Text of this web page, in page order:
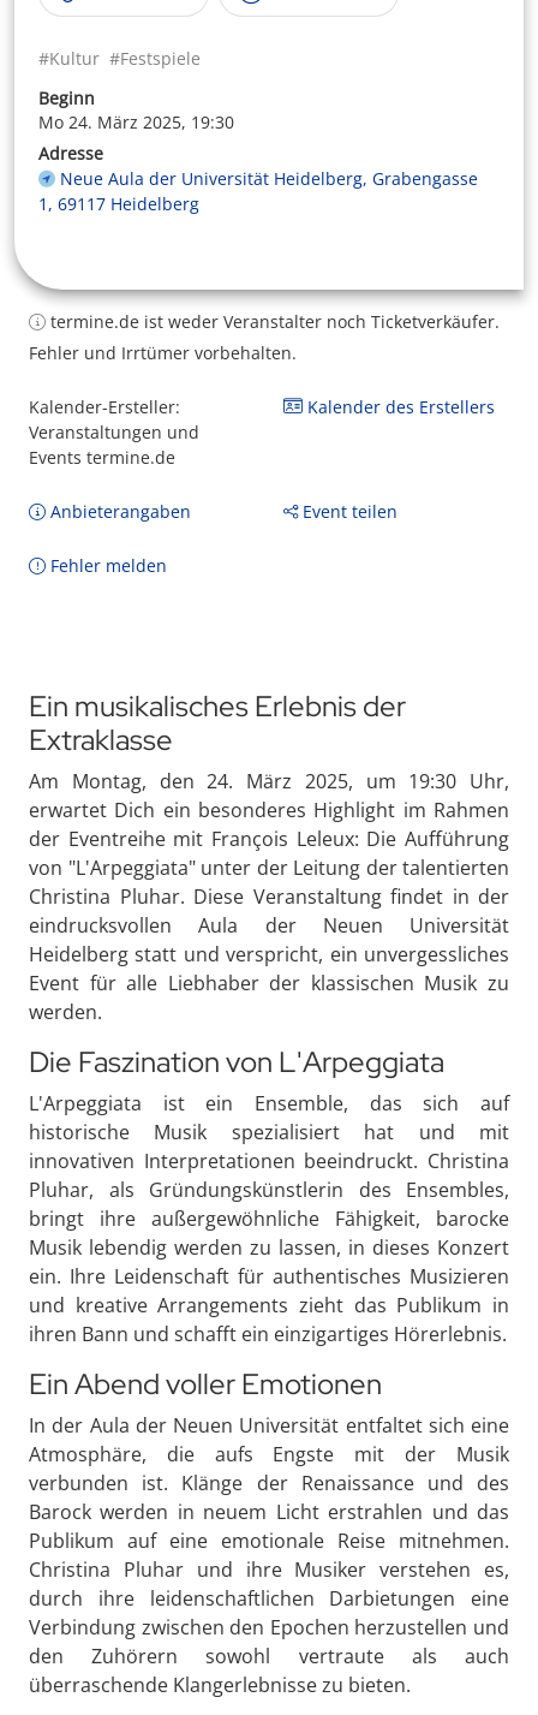
#Kultur #Festspiele
Beginn
Mo 24. März 2025, 19:30
Adresse
Neue Aula der Universität Heidelberg, Grabengasse
1, 69117 Heidelberg
termine.de ist weder Veranstalter noch Ticketverkäufer.
Fehler und Irrtümer vorbehalten.
Kalender-Ersteller:
Veranstaltungen und
Events termine.de
Kalender des Erstellers
Anbieterangaben Event teilen
Fehler melden
Ein musikalisches Erlebnis der
Extraklasse
Am Montag, den 24. März 2025, um 19:30 Uhr,
erwartet Dich ein besonderes Highlight im Rahmen
der Eventreihe mit François Leleux: Die Aufführung
von "L'Arpeggiata" unter der Leitung der talentierten
Christina Pluhar. Diese Veranstaltung findet in der
eindrucksvollen Aula der Neuen Universität
Heidelberg statt und verspricht, ein unvergessliches
Event für alle Liebhaber der klassischen Musik zu
werden.
Die Faszination von L'Arpeggiata
L'Arpeggiata ist ein Ensemble, das sich auf
historische Musik spezialisiert hat und mit
innovativen Interpretationen beeindruckt. Christina
Pluhar, als Gründungskünstlerin des Ensembles,
bringt ihre außergewöhnliche Fähigkeit, barocke
Musik lebendig werden zu lassen, in dieses Konzert
ein. Ihre Leidenschaft für authentisches Musizieren
und kreative Arrangements zieht das Publikum in
ihren Bann und schafft ein einzigartiges Hörerlebnis.
Ein Abend voller Emotionen
In der Aula der Neuen Universität entfaltet sich eine
Atmosphäre, die aufs Engste mit der Musik
verbunden ist. Klänge der Renaissance und des
Barock werden in neuem Licht erstrahlen und das
Publikum auf eine emotionale Reise mitnehmen.
Christina Pluhar und ihre Musiker verstehen es,
durch ihre leidenschaftlichen Darbietungen eine
Verbindung zwischen den Epochen herzustellen und
den Zuhörern sowohl vertraute als auch
überraschende Klangerlebnisse zu bieten.